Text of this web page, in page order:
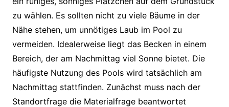
zu wählen. Es sollten nicht zu viele Bäume in der
Nähe stehen, um unnötiges Laub im Pool zu
vermeiden. Idealerweise liegt das Becken in einem
Bereich, der am Nachmittag viel Sonne bietet. Die
häufigste Nutzung des Pools wird tatsächlich am
Nachmittag stattfinden. Zunächst muss nach der
Standortfrage die Materialfrage beantwortet